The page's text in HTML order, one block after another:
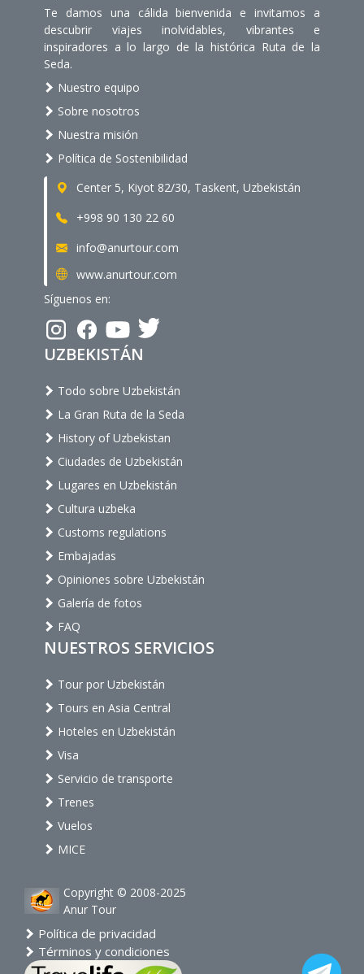
Te damos una cálida bienvenida e invitamos a
descubrir viajes inolvidables, vibrantes e
inspiradores a lo largo de la histórica Ruta de la
Seda.
Nuestro equipo
Sobre nosotros
Nuestra misión
Política de Sostenibilidad
Center 5, Kiyot 82/30, Taskent, Uzbekistán
+998 90 130 22 60
info@anurtour.com
www.anurtour.com
Síguenos en:
UZBEKISTÁN
Todo sobre Uzbekistán
La Gran Ruta de la Seda
History of Uzbekistan
Ciudades de Uzbekistán
Lugares en Uzbekistán
Cultura uzbeka
Customs regulations
Embajadas
Opiniones sobre Uzbekistán
Galería de fotos
FAQ
NUESTROS SERVICIOS
Tour por Uzbekistán
Tours en Asia Central
Hoteles en Uzbekistán
Visa
Servicio de transporte
Trenes
Vuelos
MICE
Copyright © 2008-2025
Anur Tour
Política de privacidad
Términos y condiciones